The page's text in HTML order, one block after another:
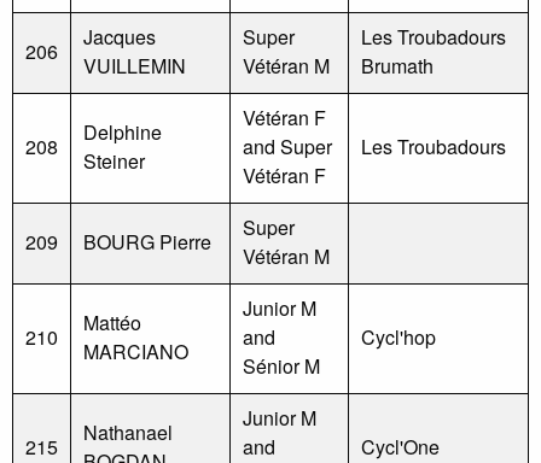
206
Jacques
VUILLEMIN
Super
Vétéran M
Les Troubadours
Brumath
208
Delphine
Steiner
Vétéran F
and Super
Vétéran F
Les Troubadours
209 BOURG Pierre
Super
Vétéran M
210
Mattéo
MARCIANO
Junior M
and
Sénior M
Cycl'hop
215
Nathanael
Junior M
and
Cycl'One